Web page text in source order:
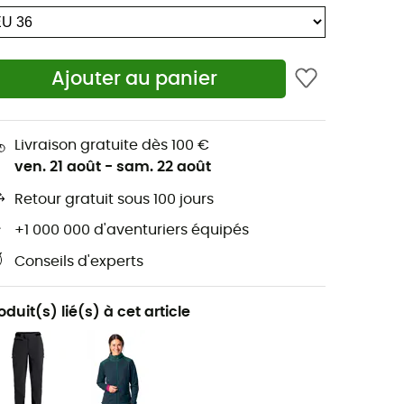
Ajouter au panier
Livraison gratuite dès 100 €
ven. 21 août - sam. 22 août
Retour gratuit sous 100 jours
+1 000 000 d'aventuriers équipés
Conseils d'experts
lié(s) à cet article